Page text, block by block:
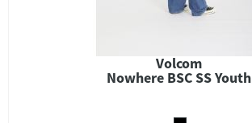
Volcom
Nowhere BSC SS Youth